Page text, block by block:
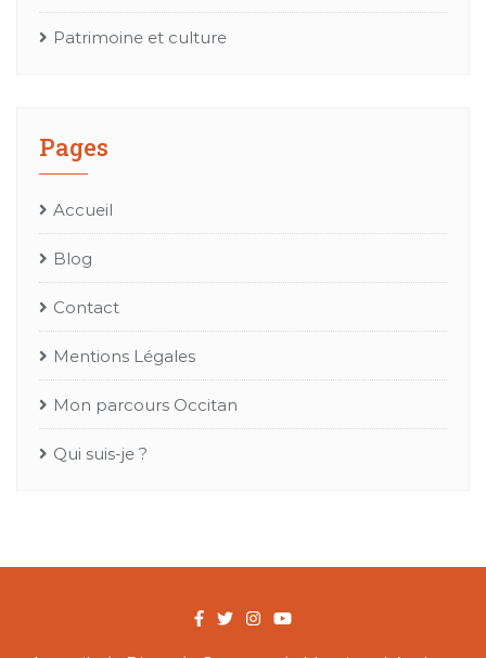
Patrimoine et culture
Pages
Accueil
Blog
Contact
Mentions Légales
Mon parcours Occitan
Qui suis-je ?